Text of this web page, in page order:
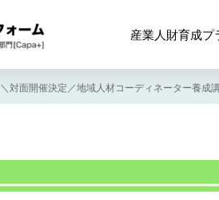
産業人財育成プ
＼対面開催決定／地域人材コーディネーター養成